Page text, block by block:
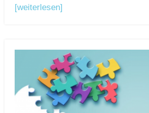
[weiterlesen]